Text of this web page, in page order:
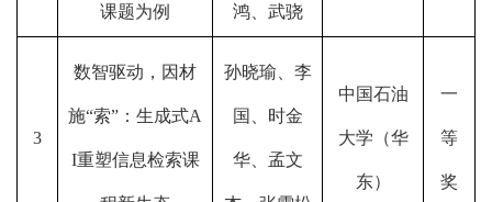
课题为例 鸿、武骁
3
数智驱动，因材
施“索”：生成式A
I重塑信息检索课
孙晓瑜、李
国、时金
华、孟文
中国石油
大学（华
东）
一
等
奖